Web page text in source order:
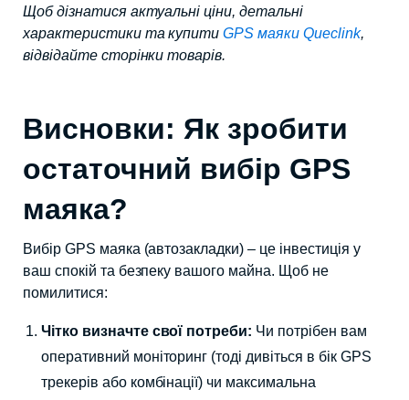
Щоб дізнатися актуальні ціни, детальні
характеристики та купитиGPS маяки Queclink,
відвідайте сторінки товарів.
Висновки: Як зробити
остаточний вибір GPS
маяка?
Вибір GPS маяка (автозакладки) – це інвестиція у
ваш спокій та безпеку вашого майна. Щоб не
помилитися:
Чітко визначте свої потреби: Чи потрібен вам
оперативний моніторинг (тоді дивіться в бік GPS
трекерів або комбінації) чи максимальна